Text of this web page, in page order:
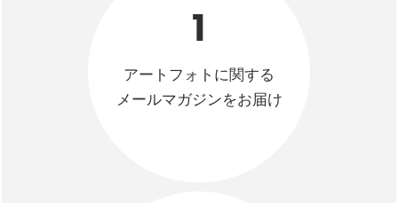
1
アートフォトに関する
メールマガジンをお届け